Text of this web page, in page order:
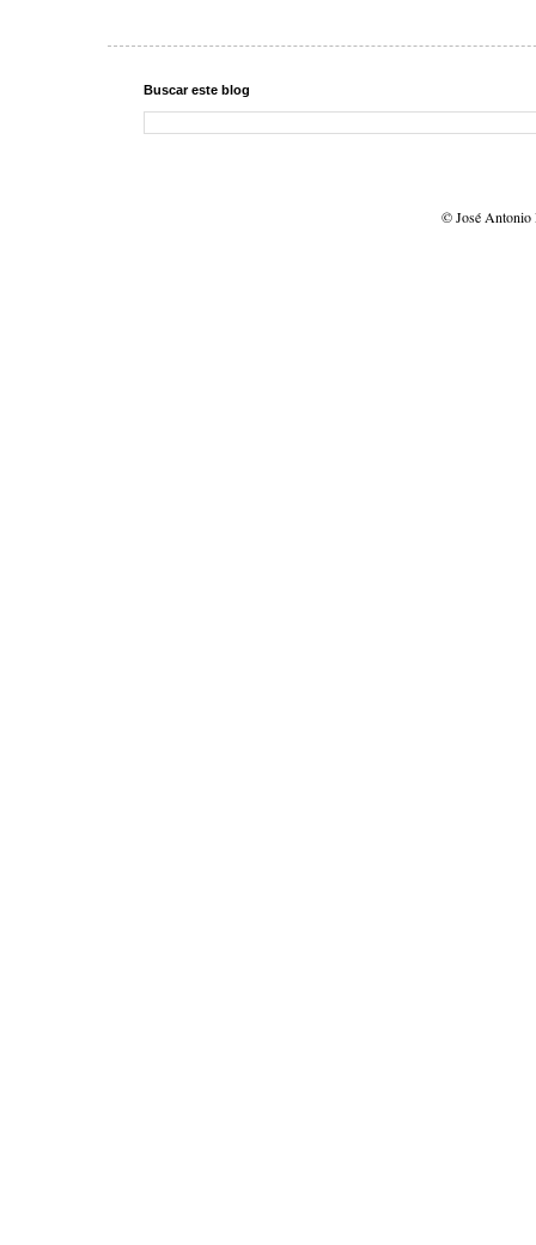
Buscar este blog
© José Antonio